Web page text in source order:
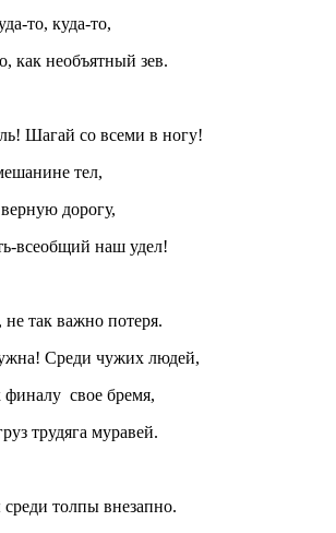
то, куда-то,
как необъятный зев.
Шагай со всеми в ногу!
тел,
дорогу,
всеобщий наш удел!
так важно потеря.
Среди чужих людей,
финалу свое бремя,
трудяга муравей.
толпы внезапно.